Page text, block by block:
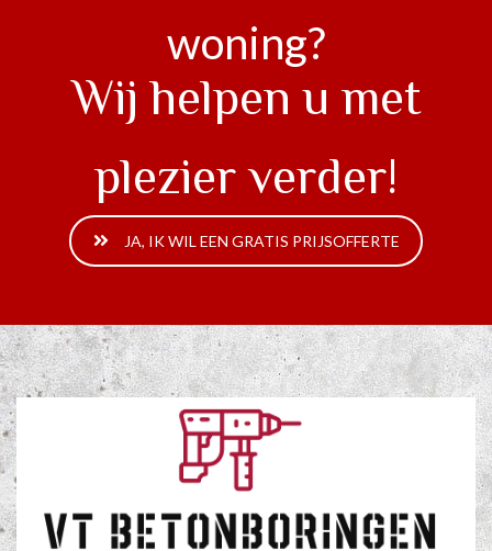
woning?
Wij helpen u met
plezier verder!
JA, IK WIL EEN GRATIS PRIJSOFFERTE